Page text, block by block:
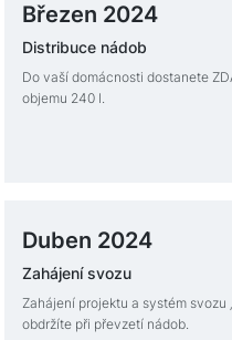
Březen 2024
Distribuce nádob
Do vaší domácnosti dostanete
objemu 240 l.
Duben 2024
Zahájení svozu
Zahájení projektu a systém svozu
obdržíte při převzetí nádob.